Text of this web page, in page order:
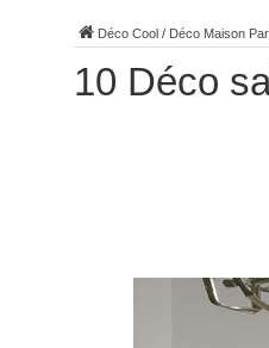
Déco Cool / Déco Maison
10 Déco